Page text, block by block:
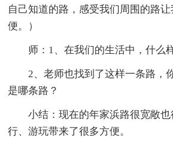
自己知道的路，感受我们周围的路
便。）
师：1、在我们的生活中，什么
2、老师也找到了这样一条路，
是哪条路？
小结：现在的年家浜路很宽敞
行、游玩带来了很多方便。